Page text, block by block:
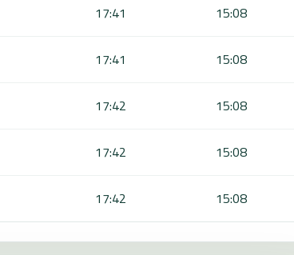
15:08
17:41
15:08
17:41
15:08
17:42
15:08
17:42
15:08
17:42